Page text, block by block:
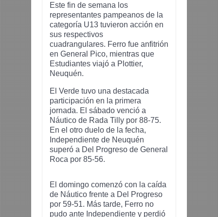
Este fin de semana los
representantes pampeanos de la
categoría U13 tuvieron acción en
sus respectivos
cuadrangulares. Ferro fue anfitrión
en General Pico, mientras que
Estudiantes viajó a Plottier,
Neuquén.
El Verde tuvo una destacada
participación en la primera
jornada. El sábado venció a
Náutico de Rada Tilly por 88-75.
En el otro duelo de la fecha,
Independiente de Neuquén
superó a Del Progreso de General
Roca por 85-56.
El domingo comenzó con la caída
de Náutico frente a Del Progreso
por 59-51. Más tarde, Ferro no
pudo ante Independiente y perdió